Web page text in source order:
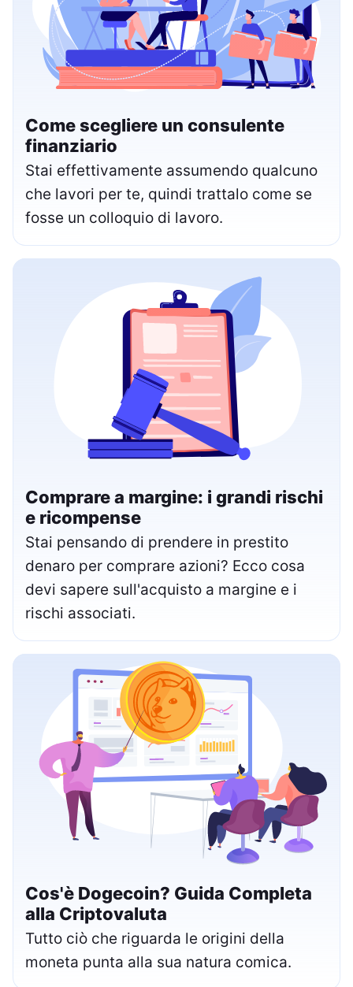
Come scegliere un consulente
finanziario
Stai effettivamente assumendo qualcuno
che lavori per te, quindi trattalo come se
fosse un colloquio di lavoro.
Comprare a margine: i grandi rischi
e ricompense
Stai pensando di prendere in prestito
denaro per comprare azioni? Ecco cosa
devi sapere sull'acquisto a margine e i
rischi associati.
Cos'è Dogecoin? Guida Completa
alla Criptovaluta
Tutto ciò che riguarda le origini della
moneta punta alla sua natura comica.